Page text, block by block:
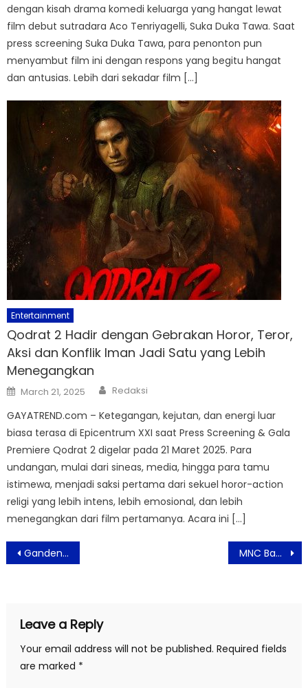
dengan kisah drama komedi keluarga yang hangat lewat
film debut sutradara Aco Tenriyagelli, Suka Duka Tawa. Saat
press screening Suka Duka Tawa, para penonton pun
menyambut film ini dengan respons yang begitu hangat
dan antusias. Lebih dari sekadar film […]
Entertainment
Qodrat 2 Hadir dengan Gebrakan Horor, Teror,
Aksi dan Konflik Iman Jadi Satu yang Lebih
Menegangkan
Posted
on
March 21, 2025 Author
Redaksi
GAYATREND.com – Ketegangan, kejutan, dan energi luar
biasa terasa di Epicentrum XXI saat Press Screening & Gala
Premiere Qodrat 2 digelar pada 21 Maret 2025. Para
undangan, mulai dari sineas, media, hingga para tamu
istimewa, menjadi saksi pertama dari sekuel horor-action
religi yang lebih intens, lebih emosional, dan lebih
menegangkan dari film pertamanya. Acara ini […]
Post
navigation
Gandeng Erafone, Motorola Bidik Konsumen Lebih Luas di Jakarta Fair Kemayoran 2026 MNC Bank Catat Laba Rp81,78 Miliar di 2025, RUPST Setujui Strategi Pertumbuhan Berkelanjutan
Leave a Reply
Your email address will not be published. Required fields
are marked *